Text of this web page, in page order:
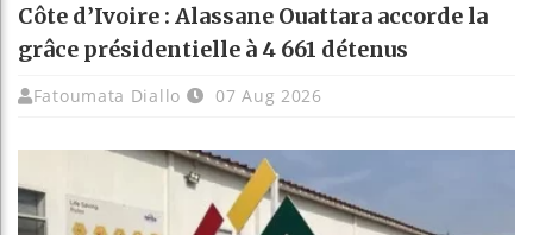
Côte d’Ivoire : Alassane Ouattara accorde la
grâce présidentielle à 4 661 détenus
Fatoumata Diallo 07 Aug 2026